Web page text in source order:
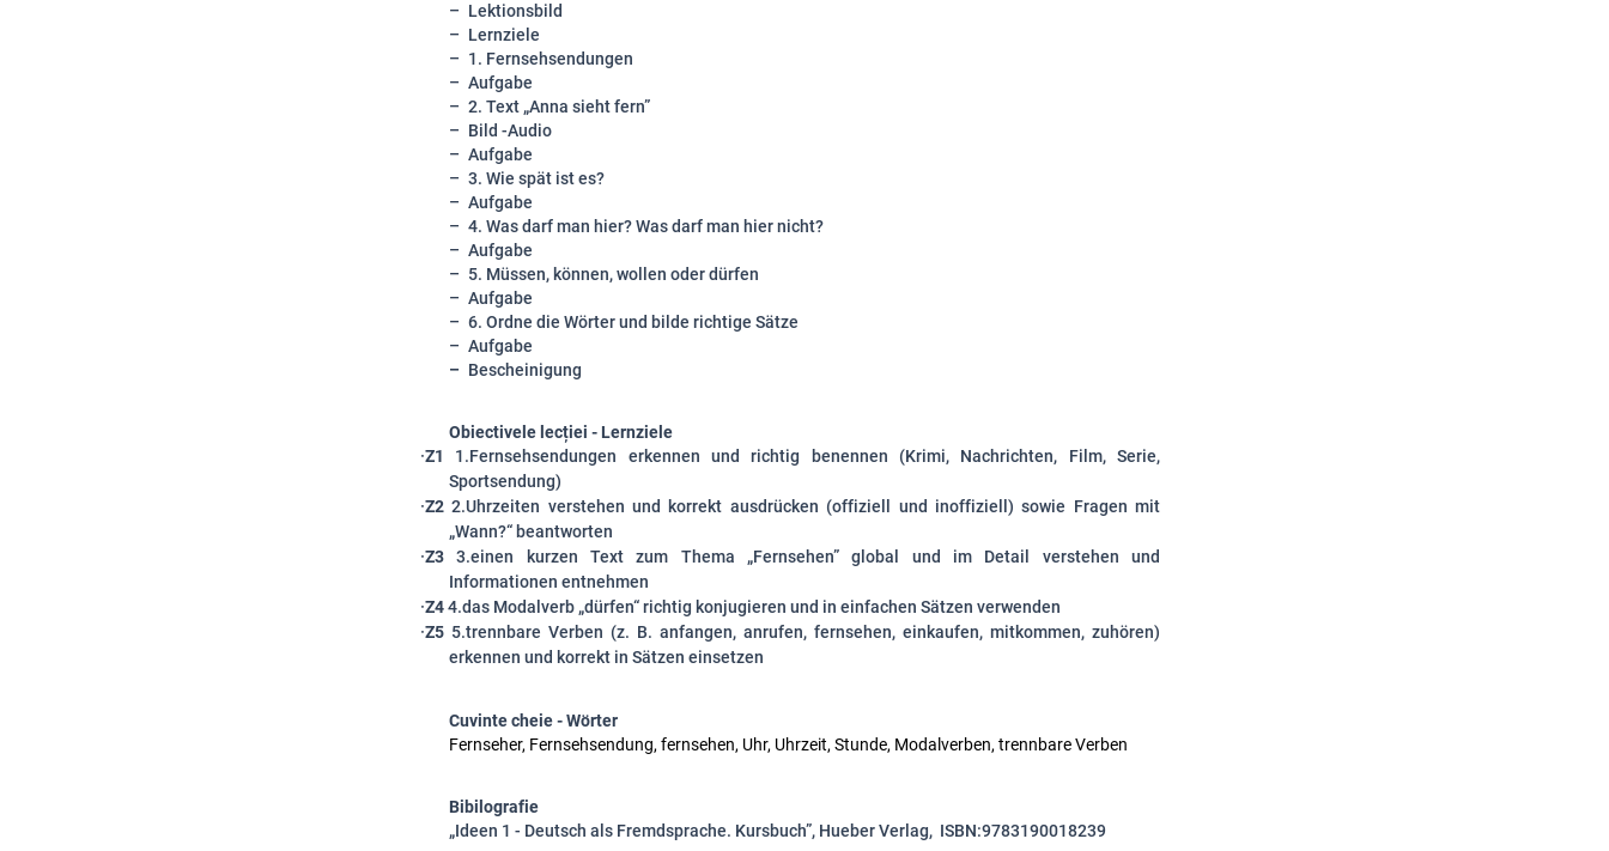
Lektionsbild
Lernziele
1. Fernsehsendungen
Aufgabe
2. Text „Anna sieht fern”
Bild -Audio
Aufgabe
3. Wie spät ist es?
Aufgabe
4. Was darf man hier? Was darf man hier nicht?
Aufgabe
5. Müssen, können, wollen oder dürfen
Aufgabe
6. Ordne die Wörter und bilde richtige Sätze
Aufgabe
Bescheinigung
Obiectivele lecției - Lernziele
·Z1
1.Fernsehsendungen erkennen und richtig benennen (Krimi, Nachrichten, Film, Serie,
Sportsendung)
·Z2 2.Uhrzeiten verstehen und korrekt ausdrücken (offiziell und inoffiziell) sowie Fragen mit
„Wann?“ beantworten
·Z3 3.einen kurzen Text zum Thema „Fernsehen” global und im Detail verstehen und
Informationen entnehmen
·Z44.das Modalverb „dürfen“ richtig konjugieren und in einfachen Sätzen verwenden
·Z5 5.trennbare Verben (z. B. anfangen, anrufen, fernsehen, einkaufen, mitkommen, zuhören)
erkennen und korrekt in Sätzen einsetzen
Cuvinte cheie - Wörter
Fernseher, Fernsehsendung, fernsehen, Uhr, Uhrzeit, Stunde, Modalverben, trennbare Verben
Bibilografie
„Ideen 1 - Deutsch als Fremdsprache. Kursbuch”, Hueber Verlag, ISBN:9783190018239